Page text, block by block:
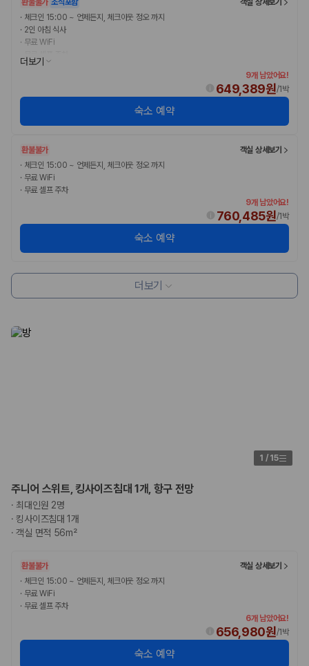
· 체크인 15:00 ~ 언제든지, 체크아웃 정오 까지
· 2인 아침 식사
· 무료 WiFi
더보기
9개 남았어요!
649,389원/1박
숙소 예약
환불불가
객실 상세보기
· 체크인 15:00 ~ 언제든지, 체크아웃 정오 까지
· 무료 WiFi
· 무료 셀프 주차
9개 남았어요!
760,485원/1박
숙소 예약
더보기
1 / 15
주니어 스위트, 킹사이즈침대 1개, 항구 전망
· 최대인원 2명
·킹사이즈침대 1개
·객실 면적 56m²
환불불가
객실 상세보기
· 체크인 15:00 ~ 언제든지, 체크아웃 정오 까지
· 무료 WiFi
· 무료 셀프 주차
6개 남았어요!
656,980원/1박
숙소 예약